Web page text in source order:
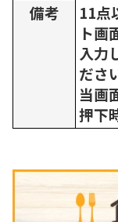
備考
11点
ト画
入力
ださ
当画
押下